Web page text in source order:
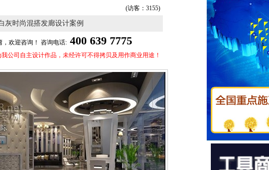
(访客：3155)
灰时尚混搭发廊设计案例
欢迎咨询！ 咨询电话: 400 639 7775
公司自主设计作品，未经许可不得拷贝及用作商业用途！